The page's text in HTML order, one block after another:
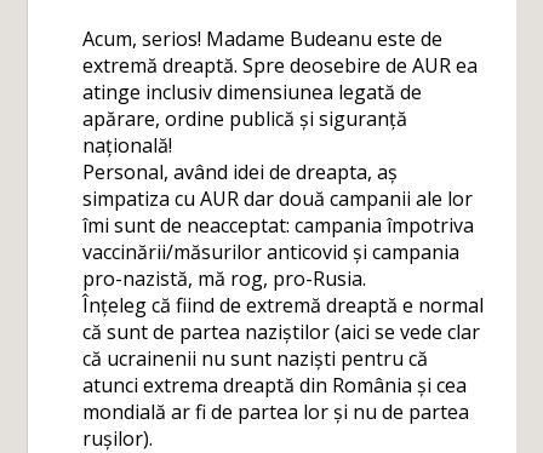
Acum, serios! Madame Budeanu este de
extremă dreaptă. Spre deosebire de AUR ea
atinge inclusiv dimensiunea legată de
apărare, ordine publică și siguranță
națională!
Personal, având idei de dreapta, aș
simpatiza cu AUR dar două campanii ale lor
îmi sunt de neacceptat: campania împotriva
vaccinării/măsurilor anticovid și campania
pro-nazistă, mă rog, pro-Rusia.
Înțeleg că fiind de extremă dreaptă e normal
că sunt de partea naziștilor (aici se vede clar
că ucrainenii nu sunt naziști pentru că
atunci extrema dreaptă din România și cea
mondială ar fi de partea lor și nu de partea
rușilor).